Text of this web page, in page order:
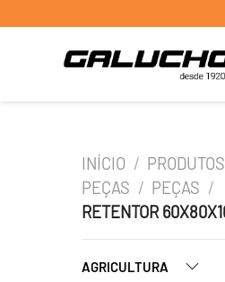
INÍCIO / PRODUTOS
PEÇAS / PEÇAS /
RETENTOR
AGRICULTURA